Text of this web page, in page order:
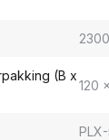
(B x
120